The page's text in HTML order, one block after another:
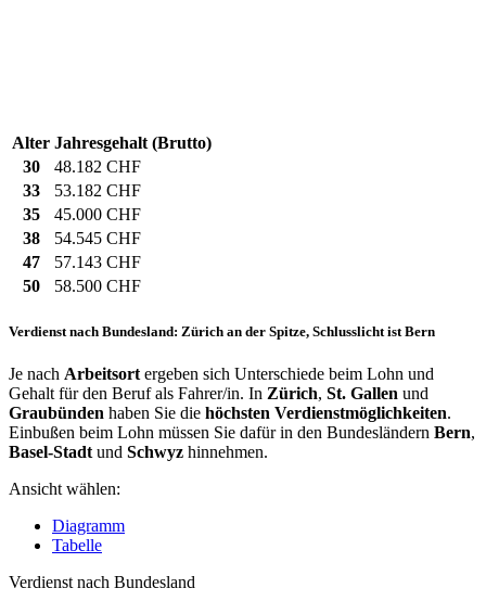
Alter Jahresgehalt (Brutto)
30
48.182 CHF
33
53.182 CHF
35
45.000 CHF
38
54.545 CHF
47
57.143 CHF
50
58.500 CHF
Verdienst nach Bundesland: Zürich an der Spitze, Schlusslicht ist Bern
Je nach Arbeitsort ergeben sich Unterschiede beim Lohn und
Gehalt für den Beruf als Fahrer/in. In Zürich, St. Gallen und
Graubünden haben Sie die höchsten Verdienstmöglichkeiten.
Einbußen beim Lohn müssen Sie dafür in den Bundesländern Bern,
Basel-Stadt und Schwyz hinnehmen.
Ansicht wählen:
Diagramm
Tabelle
Verdienst nach Bundesland